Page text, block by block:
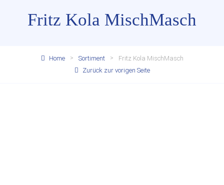
Fritz Kola MischMasch
Home Sortiment
Fritz Kola MischMasch
Zurück zur vorigen Seite